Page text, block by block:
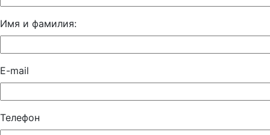
Имя и фамилия:
E-mail
Телефон